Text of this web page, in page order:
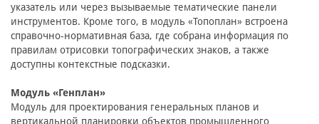
указатель или через вызываемые тематические панели
инструментов. Кроме того, в модуль «Топоплан» встроена
справочно-нормативная база, где собрана информация по
правилам отрисовки топографических знаков, а также
доступны контекстные подсказки.
Модуль «Генплан»
Модуль для проектирования генеральных планов и
вертикальной планировки объектов промышленного